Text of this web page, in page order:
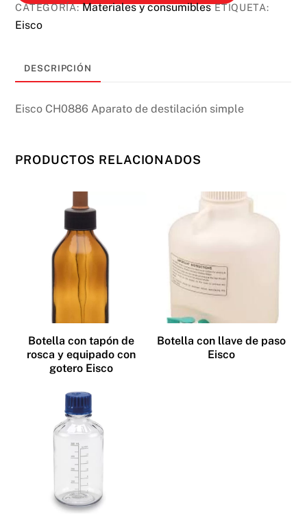
CATEGORÍA:Materiales y consumibles ETIQUETA:
Eisco
DESCRIPCIÓN
Eisco CH0886 Aparato de destilación simple
PRODUCTOS RELACIONADOS
Botella con tapón de
rosca y equipado con
gotero Eisco
Botella con llave de paso
Eisco